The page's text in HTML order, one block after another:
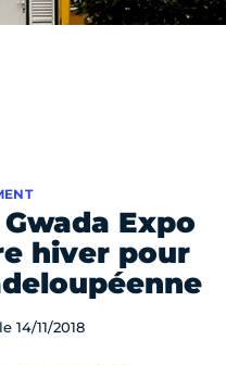
Expo
hiver pour
14/11/2018